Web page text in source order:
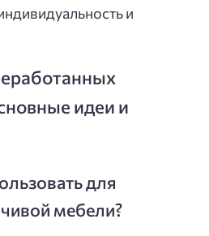
и
идеи и
для
мебели?